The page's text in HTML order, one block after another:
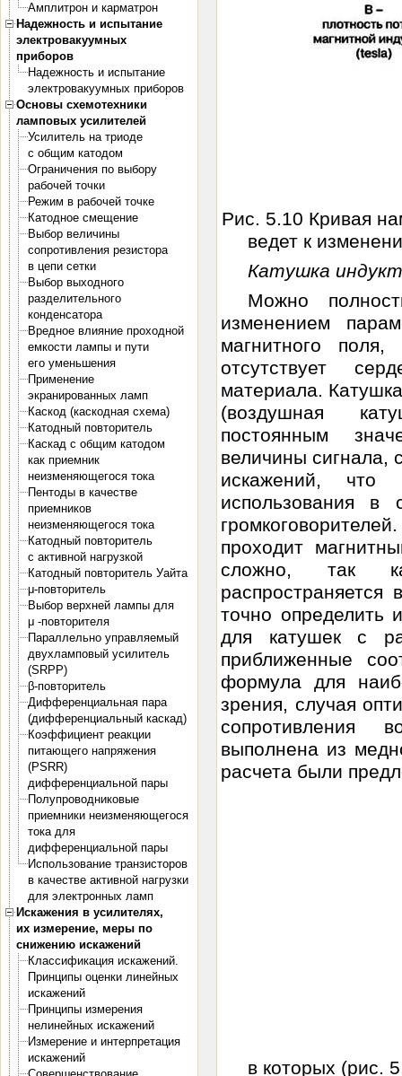
Амплитрон и карматрон
Надежность и испытание
электровакуумных
приборов
Надежность и испытание
электровакуумных приборов
Основы схемотехники
ламповых усилителей
Усилитель на триоде
с общим катодом
Ограничения по выбору
рабочей точки
Режим в рабочей точке
Катодное смещение
Выбор величины
сопротивления резистора
в цепи сетки
Выбор выходного
разделительного
конденсатора
Вредное влияние проходной
емкости лампы и пути
его уменьшения
Применение
экранированных ламп
Каскод (каскодная схема)
Катодный повторитель
Каскад с общим катодом
как приемник
неизменяющегося тока
Пентоды в качестве
приемников
неизменяющегося тока
Катодный повторитель
с активной нагрузкой
Катодный повторитель Уайта
μ-повторитель
Выбор верхней лампы для
μ -повторителя
Параллельно управляемый
двухламповый усилитель
(SRPP)
β-повторитель
Дифференциальная пара
(дифференциальный каскад)
Коэффициент реакции
питающего напряжения
(PSRR)
дифференциальной пары
Полупроводниковые
приемники неизменяющегося
тока для
дифференциальной пары
Использование транзисторов
в качестве активной нагрузки
для электронных ламп
Искажения в усилителях,
их измерение, меры по
снижению искажений
Классификация искажений.
Принципы оценки линейных
искажений
Принципы измерения
нелинейных искажений
Измерение и интерпретация
искажений
Рис. 5.10 Кривая
ведет к
Катушка
Можно
изменением
магнитного
отсутствует
материала.
(воздушная
постоянным
величины сигнала,
искажений,
использования в
проходит
сложно, так
распространяется
точно определить
для катушек с
приближенные
формула для
зрения, случая
сопротивления
выполнена из
расчета были
в которых (рис.